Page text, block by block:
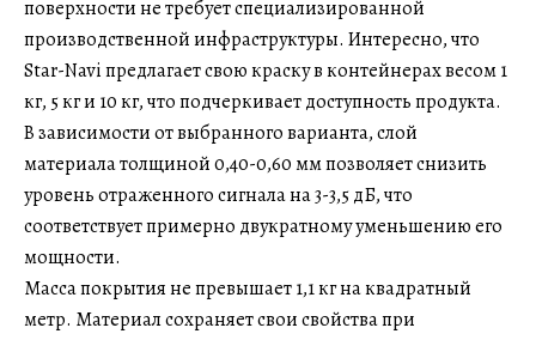
поверхности не требует специализированной
производственной инфраструктуры. Интересно, что
Star-Navi предлагает свою краску в контейнерах весом 1
кг, 5 кг и 10 кг, что подчеркивает доступность продукта.
В зависимости от выбранного варианта, слой
материала толщиной 0,40-0,60 мм позволяет снизить
уровень отраженного сигнала на 3-3,5 дБ, что
соответствует примерно двукратному уменьшению его
мощности.
Масса покрытия не превышает 1,1 кг на квадратный
метр. Материал сохраняет свои свойства при